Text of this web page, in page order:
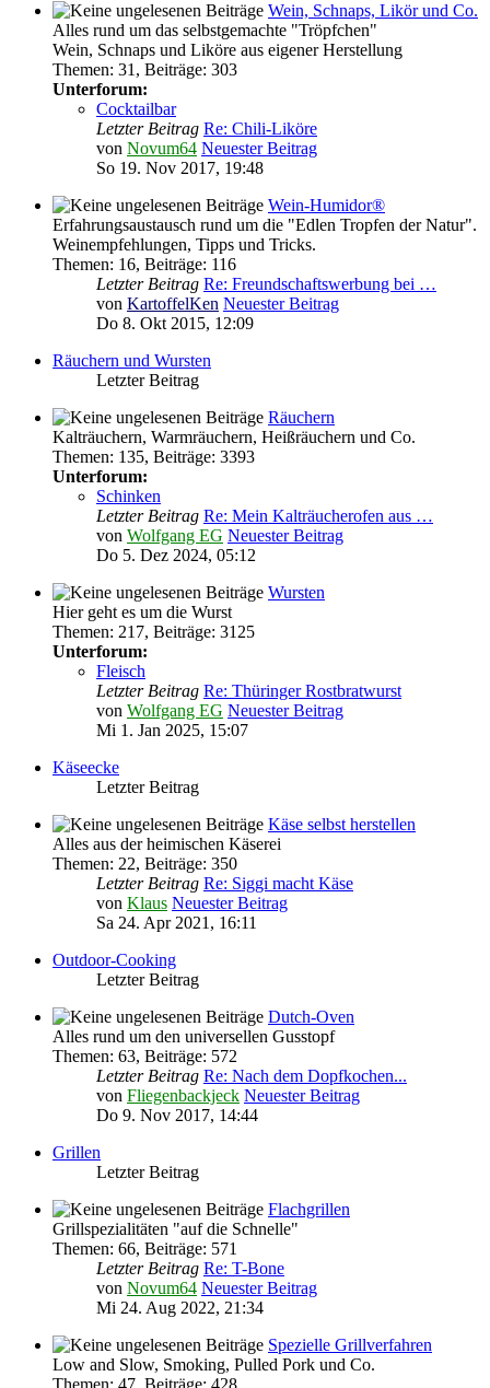
Wein, Schnaps, Likör und Co.
Alles rund um das selbstgemachte "Tröpfchen"
Wein, Schnaps und Liköre aus eigener Herstellung
Themen: 31 , Beiträge: 303
Unterforum:
Cocktailbar
Letzter Beitrag Re: Chili-Liköre
von Novum64 Neuester Beitrag
So 19. Nov 2017, 19:48
Wein-Humidor®
Erfahrungsaustausch rund um die "Edlen Tropfen der Natur".
Weinempfehlungen, Tipps und Tricks.
Themen: 16, Beiträge: 116
Letzter Beitrag Re: Freundschaftswerbung bei …
von KartoffelKen Neuester Beitrag
Do 8. Okt 2015, 12:09
Räuchern und Wursten
Letzter Beitrag
Räuchern
Kalträuchern, Warmräuchern, Heißräuchern und Co.
Themen: 135, Beiträge: 3393
Unterforum:
Schinken
Letzter Beitrag Re: Mein Kalträucherofen aus …
von Wolfgang EG Neuester Beitrag
Do 5. Dez 2024, 05:12
Wursten
Hier geht es um die Wurst
Themen: 217, Beiträge: 3125
Unterforum:
Fleisch
Letzter Beitrag Re: Thüringer Rostbratwurst
von Wolfgang EG Neuester Beitrag
Mi 1. Jan 2025, 15:07
Käseecke
Letzter Beitrag
Käse selbst herstellen
Alles aus der heimischen Käserei
Themen: 22, Beiträge: 350
Letzter Beitrag Re: Siggi macht Käse
von Klaus Neuester Beitrag
Sa 24. Apr 2021, 16:11
Outdoor-Cooking
Letzter Beitrag
Dutch-Oven
Alles rund um den universellen Gusstopf
Themen: 63, Beiträge: 572
Letzter Beitrag Re: Nach dem Dopfkochen...
von Fliegenbackjeck Neuester Beitrag
Do 9. Nov 2017, 14:44
Grillen
Letzter Beitrag
Flachgrillen
Grillspezialitäten "auf die Schnelle"
Themen: 66, Beiträge: 571
Letzter Beitrag Re: T-Bone
von Novum64 Neuester Beitrag
Mi 24. Aug 2022, 21:34
Spezielle Grillverfahren
Low and Slow, Smoking, Pulled Pork und Co.
Themen: 47 Beiträge: 428